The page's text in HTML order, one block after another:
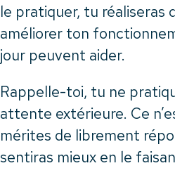
le pratiquer, tu réaliseras
améliorer ton
jour peuvent aider.
Rappelle-toi, tu ne
attente extérieure. Ce
mérites de librement
sentiras mieux en le